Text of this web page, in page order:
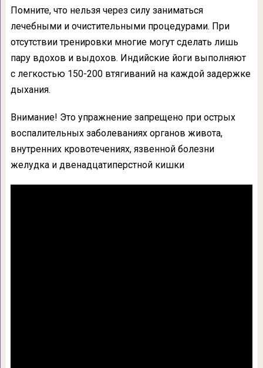
Помните, что нельзя через силу заниматься
лечебными и очистительными процедурами. При
отсутствии тренировки многие могут сделать лишь
пару вдохов и выдохов. Индийские йоги выполняют
с легкостью 150-200 втягиваний на каждой задержке
дыхания.
Внимание! Это упражнение запрещено при острых
воспалительных заболеваниях органов живота,
внутренних кровотечениях, язвенной болезни
желудка и двенадцатиперстной кишки